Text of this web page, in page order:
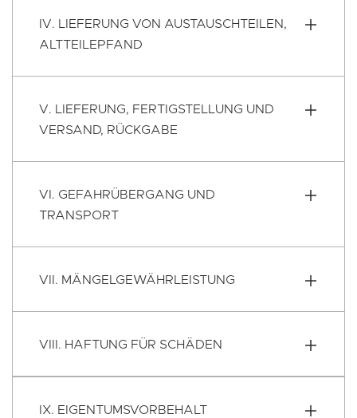
IV. LIEFERUNG VON AUSTAUSCHTEILEN,
ALTTEILEPFAND
V. LIEFERUNG, FERTIGSTELLUNG UND
VERSAND, RÜCKGABE
VI. GEFAHRÜBERGANG UND
TRANSPORT
VII. MÄNGELGEWÄHRLEISTUNG
VIII. HAFTUNG FÜR SCHÄDEN
IX. EIGENTUMSVORBEHALT